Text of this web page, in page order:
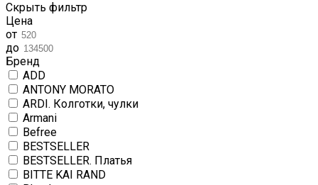
Скрыть фильтр
Цена
от
до
Бренд
ADD
ANTONY MORATO
ARDI. Колготки, чулки
Armani
Befree
BESTSELLER
BESTSELLER. Платья
BITTE KAI RAND